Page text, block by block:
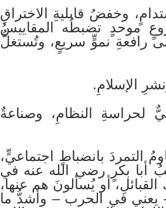
وخفضُ قابليةِ الاختراقِ
موحدٍ تضبطُه المقاييسُ
رافعةِ نموٍّ سريعٍ، وتُستغلُّ
الإسلامِ.
لحراسةِ النظامِ، وصناعةٌ
التمردَ بانضباطٍ اجتماعيٍّ،
أبا بكرٍ رضي الله عنه في
أو يُسألونَ هم عنها،
يعني في الحرب – وأشدُّ ما